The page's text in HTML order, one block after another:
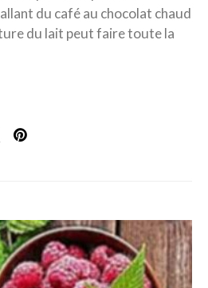
du café au chocolat chaud
du lait peut faire toute la